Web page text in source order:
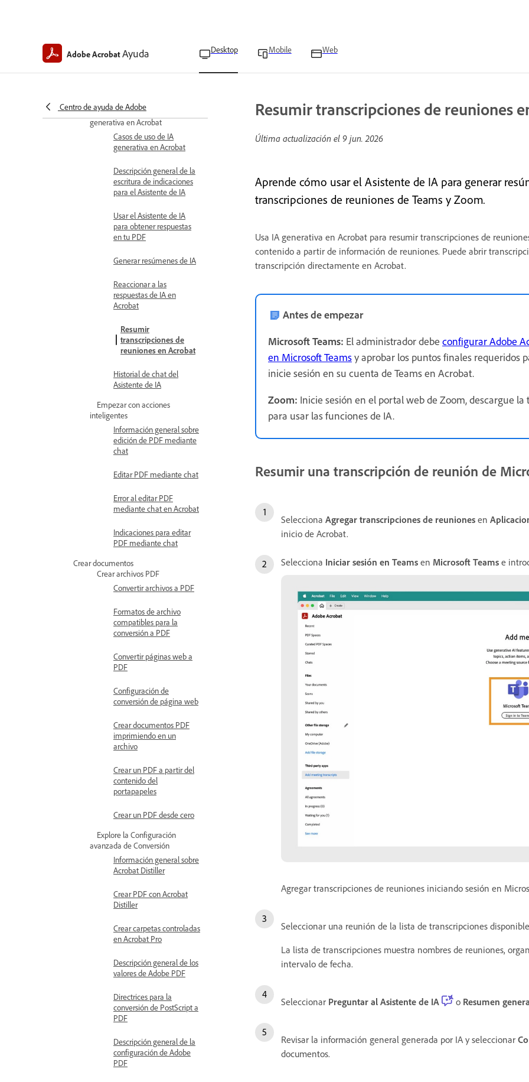
Adobe AcrobatAyuda Desktop Mobile Web
Centro de ayuda de Adobe
adobe acrobat
Explorar las funciones de IA
generativa en Acrobat
Casos de uso de IA
generativa en Acrobat
Descripción general de la
escritura de indicaciones
para el Asistente de IA
Usar el Asistente de IA
para obtener respuestas
en tu PDF
Generar resúmenes de IA
Reaccionar a las
respuestas de IA en
Acrobat
Resumir
transcripciones de
reuniones en Acrobat
Historial de chat del
Asistente de IA
Empezar con acciones
inteligentes
Información general sobre
edición de PDF mediante
chat
Editar PDF mediante chat
Error al editar PDF
mediante chat en Acrobat
Indicaciones para editar
PDF mediante chat
Crear documentos
Crear archivos PDF
Convertir archivos a PDF
Formatos de archivo
compatibles para la
conversión a PDF
Convertir páginas web a
PDF
Configuración de
conversión de página web
Crear documentos PDF
imprimiendo en un
archivo
Crear un PDF a partir del
contenido del
portapapeles
Crear un PDF desde cero
Explore la Configuración
avanzada de Conversión
Información general sobre
Acrobat Distiller
Crear PDF con Acrobat
Distiller
Crear carpetas controladas
en Acrobat Pro
Descripción general de los
valores de Adobe PDF
Directrices para la
conversión de PostScript a
PDF
Descripción general de la
configuración de Adobe
PDF
Resumir transcripciones de reuniones
Última actualización el 9 jun. 2026
Aprende cómo usar el Asistente de IA para generar
transcripciones de reuniones de Teams y Zoom.
Usa IA generativa en Acrobat para resumir transcripciones de
contenido a partir de información de reuniones. Puede abrir
transcripción directamente en Acrobat.
Antes de empezar
Microsoft Teams: El administrador debe configurar Adobe
en Microsoft Teamsy aprobar los puntos finales requeridos
inicie sesión en su cuenta de Teams en Acrobat.
Zoom: Inicie sesión en el portal web de Zoom, descargue
para usar las funciones de IA.
Resumir una transcripción de reunión de
Selecciona Agregar transcripciones de reuniones en
inicio de Acrobat.
Selecciona Iniciar sesión en Teams en Microsoft Teams e
Agregar transcripciones de reuniones iniciando sesión en
Seleccionar una reunión de la lista de transcripciones
La lista de transcripciones muestra nombres de reuniones,
intervalo de fecha.
Seleccionar Preguntar al Asistente de IA o Resumen
Revisar la información general generada por IA y seleccionar
documentos.